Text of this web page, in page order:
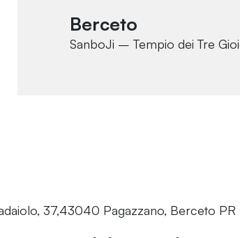
Berceto
SanboJi – Tempio dei Tre
37,43040 Pagazzano, Berceto PR